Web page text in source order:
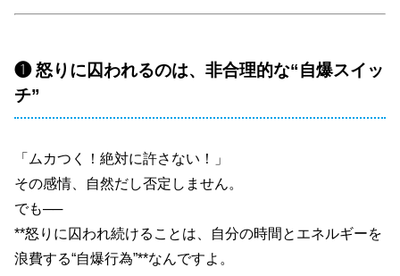
❶ 怒りに囚われるのは、非合理的な“自爆スイッ
チ”
「ムカつく！絶対に許さない！」
その感情、自然だし否定しません。
でも──
**怒りに囚われ続けることは、自分の時間とエネルギーを
浪費する“自爆行為”**なんですよ。